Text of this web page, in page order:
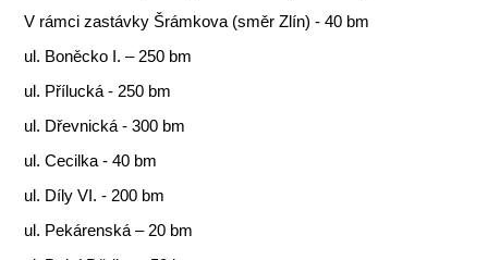
V rámci zastávky Šrámkova (směr Zlín) - 40 bm
ul. Boněcko I. – 250 bm
ul. Přílucká - 250 bm
ul. Dřevnická - 300 bm
ul. Cecilka - 40 bm
ul. Díly VI. - 200 bm
ul. Pekárenská – 20 bm